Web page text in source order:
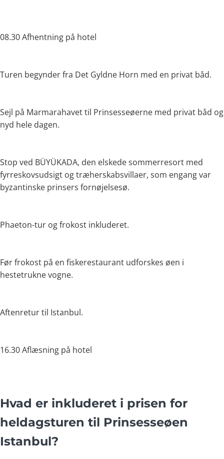
08.30 Afhentning på hotel
Turen begynder fra Det Gyldne Horn med en privat båd.
Sejl på Marmarahavet til Prinsesseøerne med privat båd og
nyd hele dagen.
Stop ved BÜYÜKADA, den elskede sommerresort med
fyrreskovsudsigt og træherskabsvillaer, som engang var
byzantinske prinsers fornøjelsesø.
Phaeton-tur og frokost inkluderet.
Før frokost på en fiskerestaurant udforskes øen i
hestetrukne vogne.
Aftenretur til Istanbul.
16.30 Aflæsning på hotel
Hvad er inkluderet i prisen for
heldagsturen til Prinsesseøen
Istanbul?